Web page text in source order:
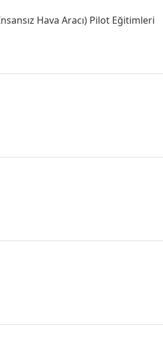
Hava Aracı) Pilot Eğitimleri